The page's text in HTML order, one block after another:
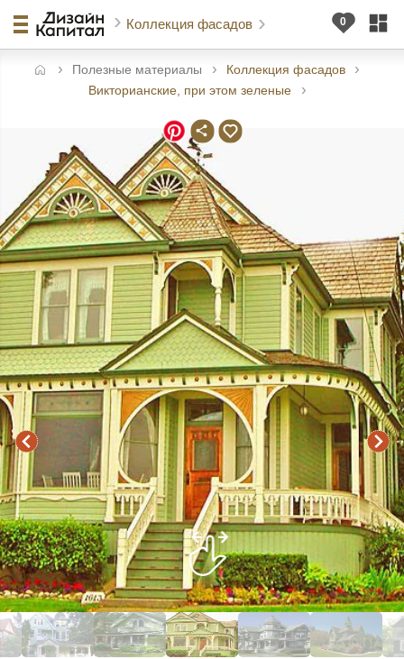
Коллекция фасадов
Полезные материалы
Коллекция фасадов
Викторианские, при этом зеленые